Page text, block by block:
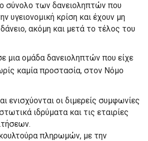
σύνολο των δανειοληπτών που
υγειονομική κρίση και έχουν μη
ακόμη και μετά το τέλος του
μια ομάδα δανειοληπτών που είχε
καμία προστασία, στον Νόμο
ενισχύονται οι διμερείς συμφωνίες
ιδρύματα και τις εταιρίες
κουλτούρα πληρωμών, με την